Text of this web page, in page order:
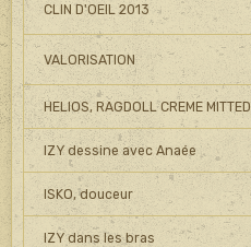
CLIN D'OEIL 2013
VALORISATION
HELIOS, RAGDOLL CREME MITTED
IZY dessine avec Anaée
ISKO, douceur
IZY dans les bras